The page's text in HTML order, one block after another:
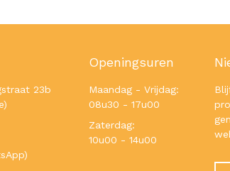
23b
Openingsuren
Maandag - Vrijdag:
08u30 - 17u00
Zaterdag:
10u00 - 14u00